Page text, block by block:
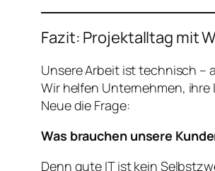
Fazit: Projektalltag mit
Unsere Arbeit ist technisch –
Wir helfen Unternehmen, ihre
Neue die Frage:
Was brauchen unsere
Denn gute IT ist kein